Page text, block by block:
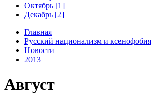
Октябрь [1]
Декабрь [2]
Главная
Русский национализм и ксенофобия
Новости
2013
Август